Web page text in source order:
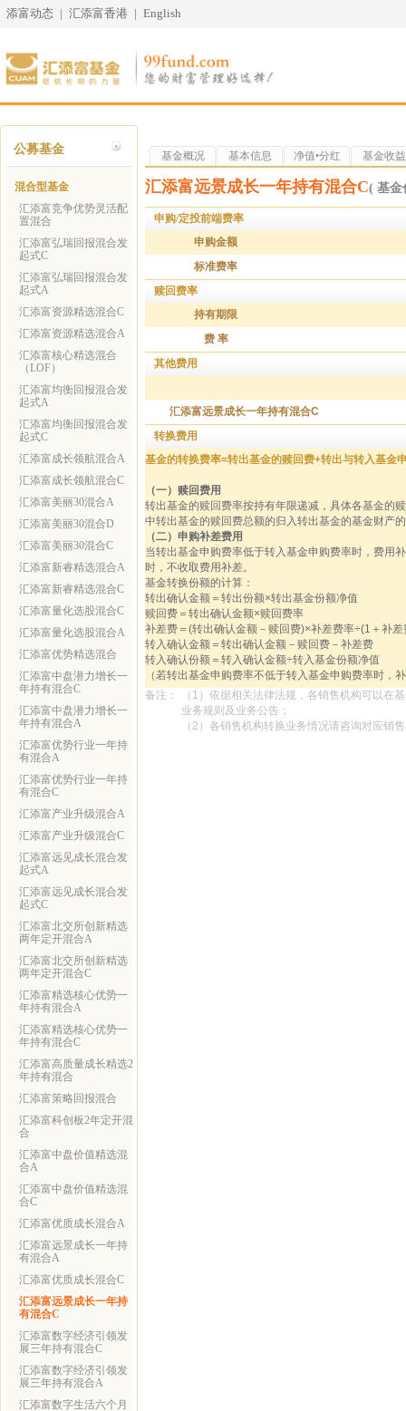
添富动态 | 汇添富香港 | English
公募基金
混合型基金
汇添富竞争优势灵活配
置混合
汇添富弘瑞回报混合发
起式C
汇添富弘瑞回报混合发
起式A
汇添富资源精选混合C
汇添富资源精选混合A
汇添富核心精选混合
（LOF）
汇添富均衡回报混合发
起式A
汇添富均衡回报混合发
起式C
汇添富成长领航混合A
汇添富成长领航混合C
汇添富美丽30混合A
汇添富美丽30混合D
汇添富美丽30混合C
汇添富新睿精选混合A
汇添富新睿精选混合C
汇添富量化选股混合C
汇添富量化选股混合A
汇添富优势精选混合
汇添富中盘潜力增长一
年持有混合C
汇添富中盘潜力增长一
年持有混合A
汇添富优势行业一年持
有混合A
汇添富优势行业一年持
有混合C
汇添富产业升级混合A
汇添富产业升级混合C
汇添富远见成长混合发
起式A
汇添富远见成长混合发
起式C
汇添富北交所创新精选
两年定开混合A
汇添富北交所创新精选
两年定开混合C
汇添富精选核心优势一
年持有混合A
汇添富精选核心优势一
年持有混合C
汇添富高质量成长精选2
年持有混合
汇添富策略回报混合
汇添富科创板2年定开混
合
汇添富中盘价值精选混
合A
汇添富中盘价值精选混
合C
汇添富优质成长混合A
汇添富远景成长一年持
有混合A
汇添富优质成长混合C
汇添富远景成长一年持
有混合C
汇添富数字经济引领发
展三年持有混合C
汇添富数字经济引领发
展三年持有混合A
汇添富数字生活六个月
基金概况 基本信息 净值•分红 基金收益
汇添富远景成长一年持有混合C( 基金
申购/定投前端费率
申购金额
标准费率
赎回费率
持有期限
费 率
其他费用
汇添富远景成长一年持有混合C
转换费用
基金的转换费率=转出基金的赎回费+转出与转入基金
（一）赎回费用
转出基金的赎回费率按持有年限递减，具体各基金的
中转出基金的赎回费总额的归入转出基金的基金财产
（二）申购补差费用
当转出基金申购费率低于转入基金申购费率时，费用
时，不收取费用补差。
基金转换份额的计算：
转出确认金额＝转出份额×转出基金份额净值
赎回费＝转出确认金额×赎回费率
补差费＝(转出确认金额－赎回费)×补差费率÷(1＋补差
转入确认金额＝转出确认金额－赎回费－补差费
转入确认份额＝转入确认金额÷转入基金份额净值
（若转出基金申购费率不低于转入基金申购费率时，
备注：
（1）依据相关法律法规，各销售机构可以在
业务规则及业务公告；
（2）各销售机构转换业务情况请咨询对应销